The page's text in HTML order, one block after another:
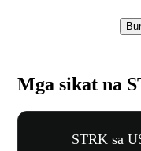
Mga sikat na
STRK sa